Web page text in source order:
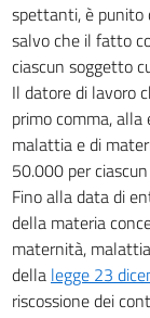
spettanti, è punito
salvo che il fatto
ciascun soggetto
Il datore di lavoro
primo comma,
malattia e di
50.000 per
Fino alla data di
della materia
maternità,
della legge 23
riscossione dei